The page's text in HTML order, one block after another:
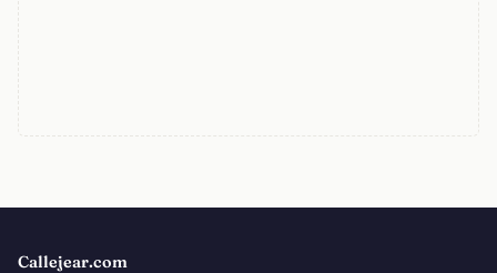
Callejear.com